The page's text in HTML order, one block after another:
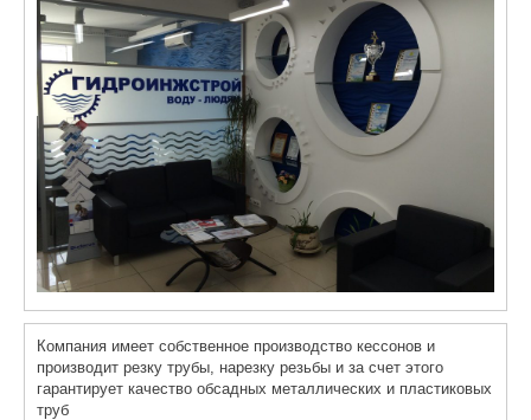
Компания имеет собственное производство кессонов и
производит резку трубы, нарезку резьбы и за счет этого
гарантирует качество обсадных металлических и пластиковых
труб